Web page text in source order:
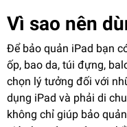
Vì sao nên
Để bảo quản iPad bạn
ốp, bao da, túi đựng,
chọn lý tưởng đối với
dụng iPad và phải di
không chỉ giúp bảo